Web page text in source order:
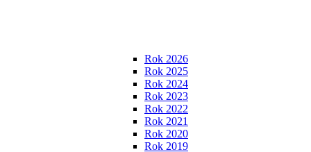
Rok 2026
Rok 2025
Rok 2024
Rok 2023
Rok 2022
Rok 2021
Rok 2020
Rok 2019